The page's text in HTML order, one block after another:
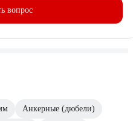
вопрос
Анкерные (дюбели)